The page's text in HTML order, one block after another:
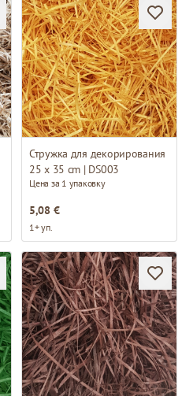
Стружка для декорирования
25 x 35 cm | DS003
Цена за 1 упаковку
5,08 €
1+ уп.